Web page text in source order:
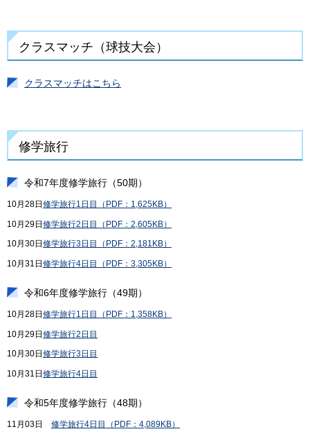
クラスマッチ（球技大会）
クラスマッチはこちら
修学旅行
令和7年度修学旅行（50期）
10月28日 修学旅行1日目（PDF：1,625KB）
10月29日修学旅行2日目（PDF：2,605KB）
10月30日 修学旅行3日目（PDF：2,181KB）
10月31日修学旅行4日目（PDF：3,305KB）
令和6年度修学旅行（49期）
10月28日 修学旅行1日目（PDF：1,358KB）
10月29日修学旅行2日目
10月30日 修学旅行3日目
10月31日修学旅行4日目
令和5年度修学旅行（48期）
11月03日 修学旅行4日目（PDF：4,089KB）